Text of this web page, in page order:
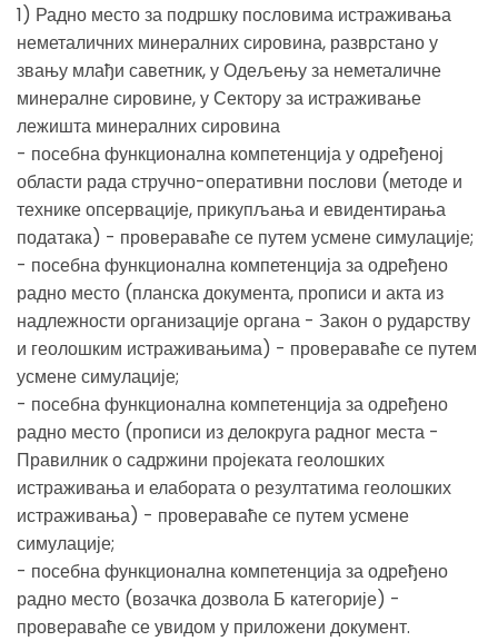
1) Радно место за подршку пословима истраживања
неметаличних минералних сировина, разврстано у
звању млађи саветник, у Одељењу за неметаличне
минералне сировине, у Сектору за истраживање
лежишта минералних сировина
- посебна функционална компетенција у одређеној
области рада стручно-оперативни послови (методе и
технике опсервације, прикупљања и евидентирања
података) - провераваће се путем усмене симулације;
- посебна функционална компетенција за одређено
радно место (планска документа, прописи и акта из
надлежности организације органа - Закон о рударству
и геолошким истраживањима) - провераваће се путем
усмене симулације;
- посебна функционална компетенција за одређено
радно место (прописи из делокруга радног места -
Правилник о садржини пројеката геолошких
истраживања и елабората о резултатима геолошких
истраживања) - провераваће се путем усмене
симулације;
- посебна функционална компетенција за одређено
радно место (возачка дозвола Б категорије) -
провераваће се увидом у приложени документ.